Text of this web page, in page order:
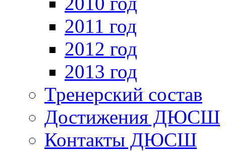
2011 год
2012 год
2013 год
Тренерский состав
Достижения ДЮСШ
Контакты ДЮСШ